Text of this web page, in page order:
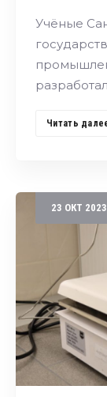
Учёные
Читать
23 ОКТ 2023